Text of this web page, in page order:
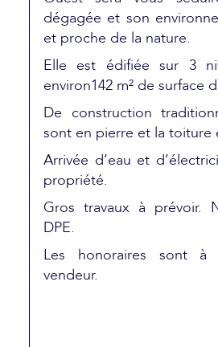
dégagée et son
et proche de la nature.
Elle est édifiée sur 3
environ142 m² de surface
De construction
sont en pierre et la toiture
Arrivée d’eau et
propriété.
Gros travaux à prévoir.
DPE.
Les honoraires sont
vendeur.